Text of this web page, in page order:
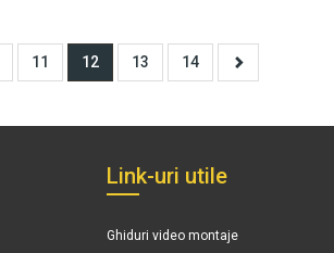
11 12 13 14
Link-uri utile
Ghiduri video montaje